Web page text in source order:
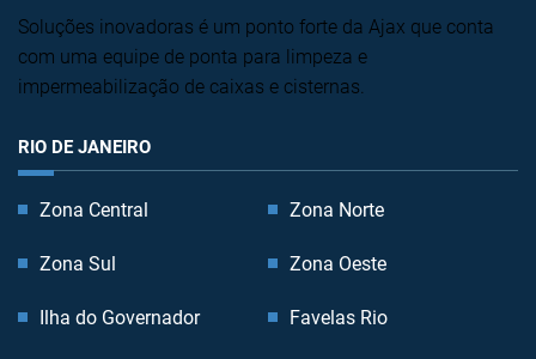
Soluções inovadoras é um ponto forte da Ajax que conta
com uma equipe de ponta para limpeza e
impermeabilização de caixas e cisternas.
RIO DE JANEIRO
Zona Central Zona Norte
Zona Sul Zona Oeste
Ilha do Governador Favelas Rio